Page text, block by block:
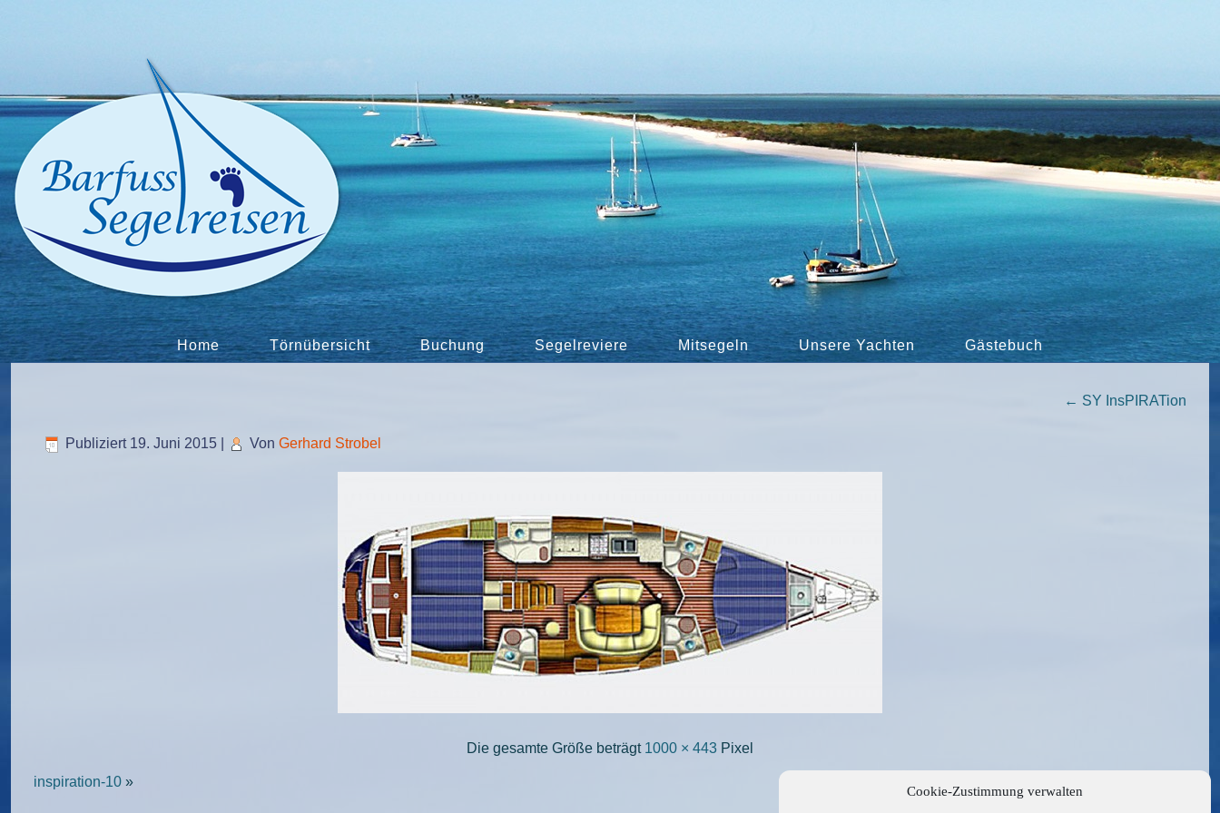
Cookie-Zustimmung verwalten
Home Törnübersicht Buchung Segelreviere Mitsegeln Unsere Yachten Gästebuch
← SY InsPIRATion
Publiziert 19. Juni 2015 Von Gerhard Strobel
Die gesamte Größe beträgt 1000 × 443 Pixel
inspiration-10 »